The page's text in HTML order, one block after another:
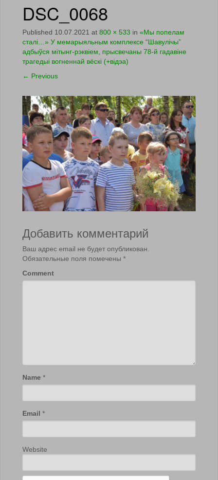
DSC_0068
Published 10.07.2021 at 800 × 533 in «Мы попелам
сталі…» У мемарыяльным комплексе “Шавулічы”
адбыўся мітынг-рэквіем, прысвечаны 78-й гадавіне
трагедыі вогненнай вёскі (+вiдэа)
← Previous
Добавить комментарий
Ваш адрес email не будет опубликован.
Обязательные поля помечены *
Comment
Name *
Email *
Website